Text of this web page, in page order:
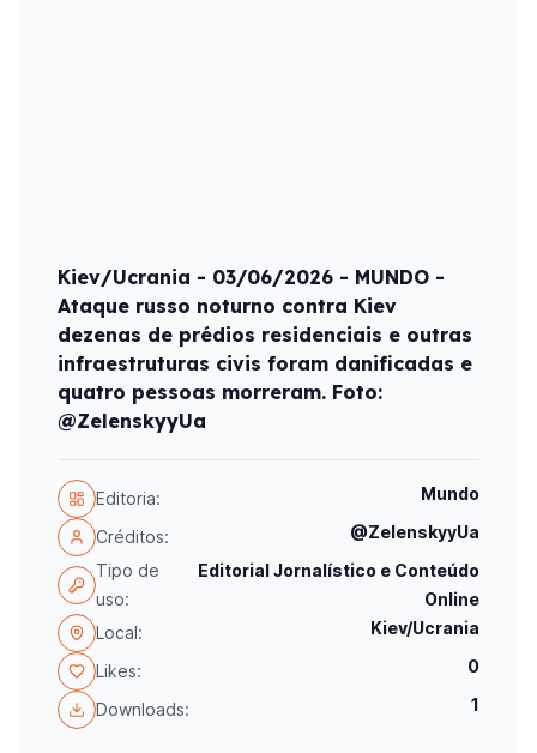
Kiev/Ucrania - 03/06/2026 - MUNDO -
Ataque russo noturno contra Kiev
dezenas de prédios residenciais e outras
infraestruturas civis foram danificadas e
quatro pessoas morreram. Foto:
@ZelenskyyUa
Editoria: Mundo
Créditos:
@ZelenskyyUa
Tipo de
uso:
Editorial Jornalístico e Conteúdo
Online
Local:
Kiev/Ucrania
Likes: 0
Downloads: 1